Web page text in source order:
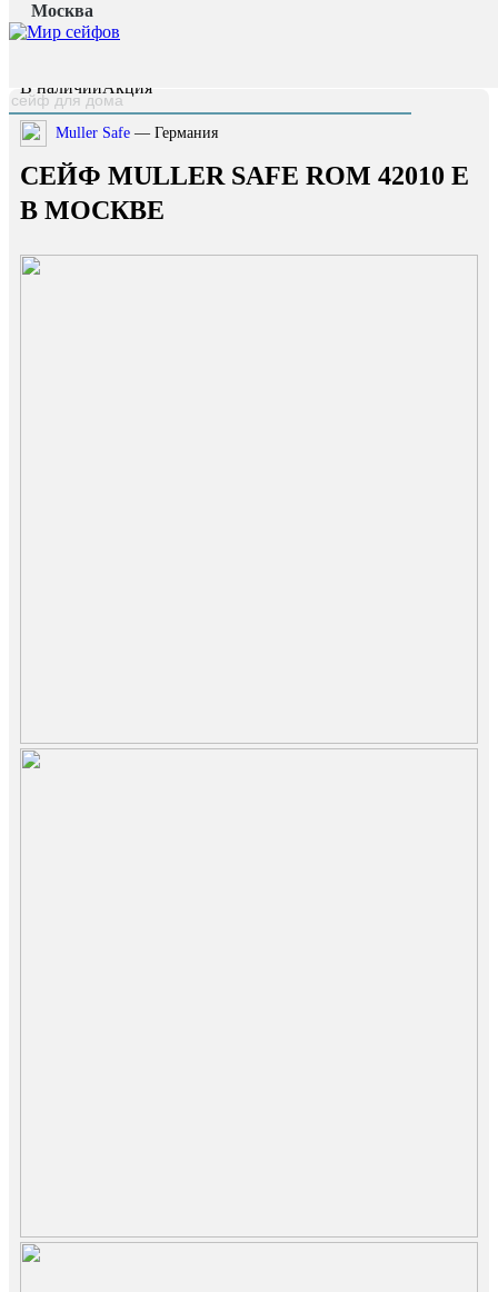
Москва
Главная страница
Каталог /
В наличииАкция
Muller Safe — Германия
СЕЙФ MULLER SAFE ROM 42010 E
В МОСКВЕ